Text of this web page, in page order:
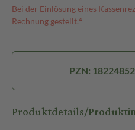
Bei der Einlösung eines
Rechnung gestellt.⁴
PZN: 18224852
Produktdetails/